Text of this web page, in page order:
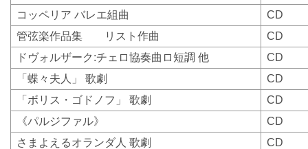
コッペリア バレエ組曲
CD
管弦楽作品集 リスト作曲
CD
ドヴォルザーク :チェロ協奏曲ロ短調 他
CD
「蝶々夫人」
歌劇
CD
「ボリス・ゴドノフ」
歌劇
CD
《パルジファル》
CD
さまよえるオランダ人 歌劇 CD